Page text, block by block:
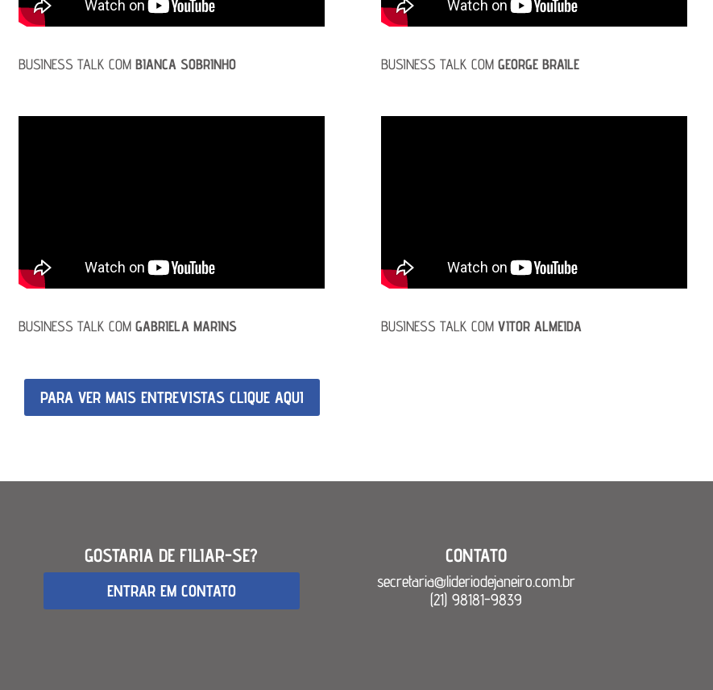
BUSINESS TALK COMBIANCA SOBRINHO BUSINESS TALK COMGEORGE BRAILE
BUSINESS TALK COMGABRIELA MARINS BUSINESS TALK COMVITOR ALMEIDA
PARA VER MAIS ENTREVISTAS CLIQUE AQUI
GOSTARIA DE FILIAR-SE?
ENTRAR EM CONTATO
CONTATO
secretaria@lideriodejaneiro.com.br
(21) 98181-9839